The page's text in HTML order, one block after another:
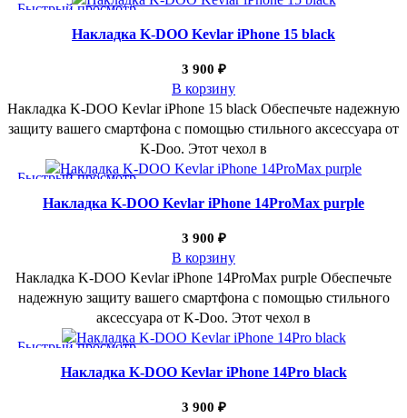
Быстрый просмотр
Добавить в избранное
Накладка K-DOO Kevlar iPhone 15 black
3 900 ₽
В корзину
Накладка K-DOO Kevlar iPhone 15 black Обеспечьте надежную
защиту вашего смартфона с помощью стильного аксессуара от
K-Doo. Этот чехол в
Быстрый просмотр
Добавить в избранное
Накладка K-DOO Kevlar iPhone 14ProMax purple
3 900 ₽
В корзину
Накладка K-DOO Kevlar iPhone 14ProMax purple Обеспечьте
надежную защиту вашего смартфона с помощью стильного
аксессуара от K-Doo. Этот чехол в
Быстрый просмотр
Добавить в избранное
Накладка K-DOO Kevlar iPhone 14Pro black
3 900 ₽